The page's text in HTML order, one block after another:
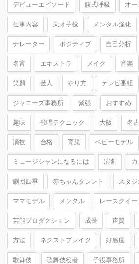
デビューエピソード 腹式呼吸 オ
仕事内容 天才子役 メンタル強化
ナレーター ポジティブ 自己分析
名言 エキストラ メイク 音楽
笑顔 芸人 やり方 テレビ番組
ジャニーズ事務所 緊張 おすすめ
趣味 歌唱テクニック 大阪 名
演技 合格 育児 ベビーモデル
ミュージシャンになるには 演劇 カ
劇団四季 赤ちゃんタレント スタジ
ママモデル メンタル レースクイー
芸能プロダクション 成長 声質
方法 ネクストブレイク 好感度
歌舞伎 歌舞伎役者 子役事務所